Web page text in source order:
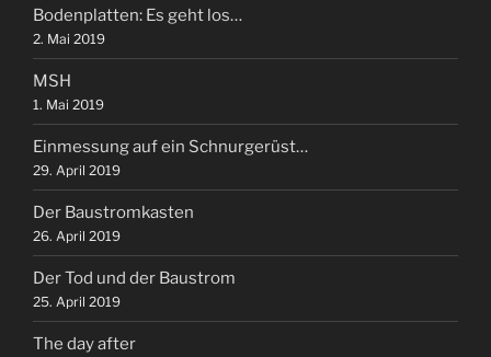
Bodenplatten: Es geht los…
2. Mai 2019
MSH
1. Mai 2019
Einmessung auf ein Schnurgerüst…
29. April 2019
Der Baustromkasten
26. April 2019
Der Tod und der Baustrom
25. April 2019
The day after